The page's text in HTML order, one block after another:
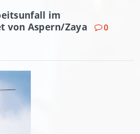
im
von Aspern/Zaya
0